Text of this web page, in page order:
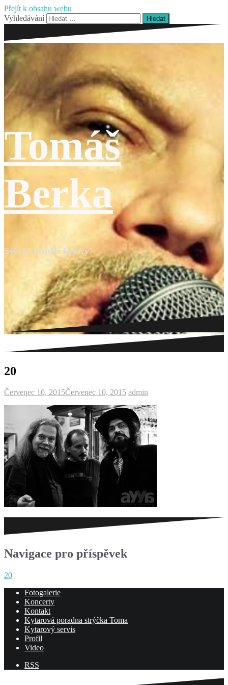
Přejít k obsahu webu
Vyhledávání
Tomáš
Berka
Svět akustické kytary
20
Červenec 10, 2015Červenec 10, 2015 admin
Navigace pro příspěvek
20
Fotogalerie
Koncerty
Kontakt
Kytarová poradna strýčka Toma
Kytarový servis
Profil
Video
RSS